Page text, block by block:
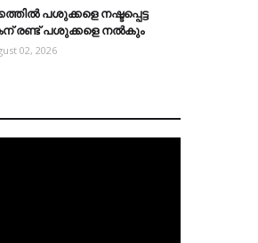
പശുക്കളെ നഷ്ടപ്പെട്ട
രണ്ട് പശുക്കളെ നല്‍കും
02, 2026